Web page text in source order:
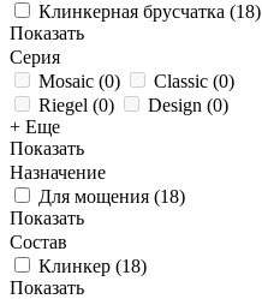
Клинкерная брусчатка (18)
Показать
Серия
Mosaic (0) Classic (0)
Riegel (0) Design (0)
+ Еще
Показать
Назначение
Для мощения (18)
Показать
Состав
Клинкер (18)
Показать